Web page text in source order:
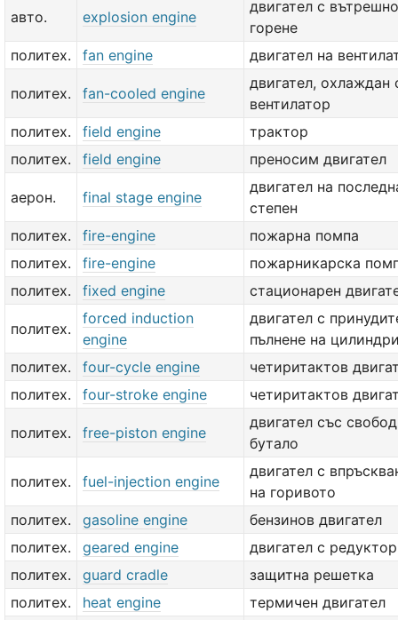
авто. explosion engine
двигател с вътрешно
горене
политех.
fan engine двигател на
политех. fan-cooled engine
двигател, охлаждан
вентилатор
политех.
field engine
трактор
политех.
field engine преносим двигател
аерон. final stage engine
двигател на
степен
политех.
fire-engine
пожарна помпа
политех.
fire-engine
пожарникарска
политех.
fixed engine стационарен
политех.
forced induction
engine
двигател с
пълнене на
политех.
four-cycle engine
четиритактов
политех.
four-stroke engine четиритактов
политех. free-piston engine
двигател със
бутало
политех. fuel-injection engine
двигател с
на горивото
политех.
gasoline engine
бензинов двигател
политех.
geared engine
двигател с редуктор
политех.
guard cradle
защитна решетка
политех.
heat engine термичен двигател